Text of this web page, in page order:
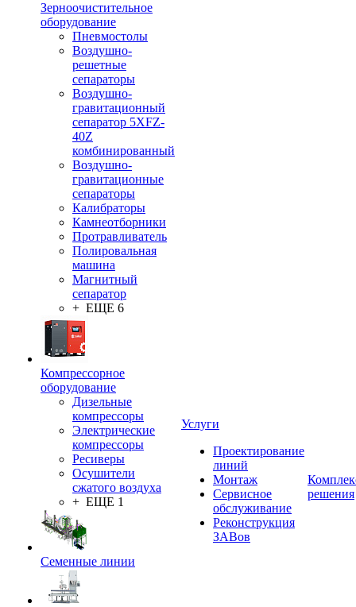
Зерноочистительное
оборудование
Пневмостолы
Воздушно-
решетные
сепараторы
Воздушно-
гравитационный
сепаратор 5XFZ-
40Z
комбинированный
Воздушно-
гравитационные
сепараторы
Калибраторы
Камнеотборники
Протравливатель
Полировальная
машина
Магнитный
сепаратор
+ ЕЩЕ 6
Компрессорное
оборудование
Дизельные
компрессоры
Электрические
компрессоры
Ресиверы
Осушители
сжатого воздуха
+ ЕЩЕ 1
Семенные линии
Услуги
Проектирование
линий
Монтаж
Сервисное
обслуживание
Реконструкция
ЗАВов
решения